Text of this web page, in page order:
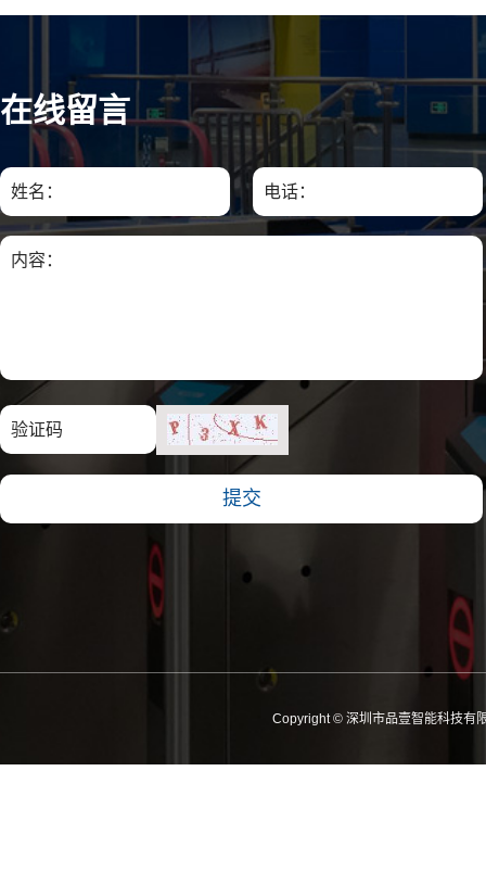
在线留言
Copyright © 深圳市品壹智能科技有